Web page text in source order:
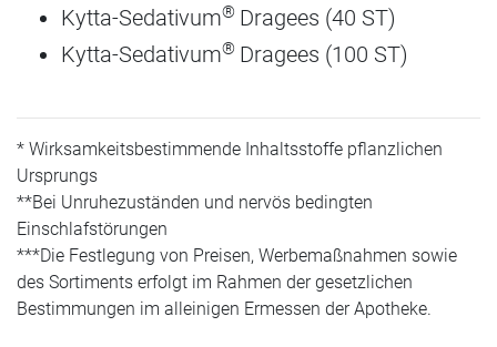
Kytta-Sedativum® Dragees (40 ST)
Kytta-Sedativum® Dragees (100 ST)
* Wirksamkeitsbestimmende Inhaltsstoffe pflanzlichen
Ursprungs
**Bei Unruhezuständen und nervös bedingten
Einschlafstörungen
***Die Festlegung von Preisen, Werbemaßnahmen sowie
des Sortiments erfolgt im Rahmen der gesetzlichen
Bestimmungen im alleinigen Ermessen der Apotheke.